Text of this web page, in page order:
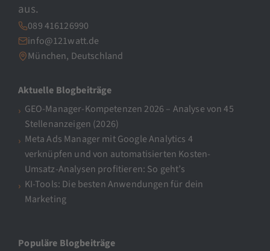
aus.
089 416126990
info@121watt.de
München, Deutschland
Aktuelle Blogbeiträge
GEO-Manager-Kompetenzen 2026 – Analyse von 45
Stellenanzeigen (2026)
Meta Ads Manager mit Google Analytics 4
verknüpfen und von automatisierten Kosten-
Umsatz-Analysen profitieren: So geht’s
KI-Tools: Die besten Anwendungen für dein
Marketing
Populäre Blogbeiträge